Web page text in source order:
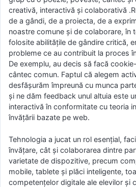
creativă, interactivă și colaborativă
de a gândi, de a proiecta, de a
noastre comune și de colaborare, în
folosite abilitățile de gândire critică,
probleme ce au contribuit la proces
De exemplu, au decis să facă
cântec comun. Faptul că alegem
desfășurăm împreună cu munca
și ne dăm feedback unul altuia este
interactivă în conformitate cu teoria
învățării bazate pe web.
Tehnologia a jucat un rol esențial,
învățare, cât și colaborarea dintre
varietate de dispozitive, precum
mobile, tablete și plăci inteligente,
competențelor digitale ale elevilor și